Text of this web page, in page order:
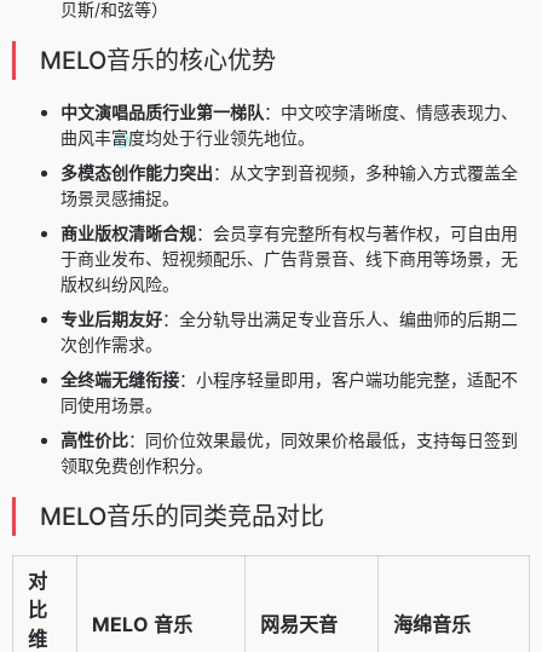
贝斯/和弦等）
MELO音乐的核心优势
中文演唱品质行业第一梯队：中文咬字清晰度、情感表现力、
曲风丰富度均处于行业领先地位。
多模态创作能力突出：从文字到音视频，多种输入方式覆盖全
场景灵感捕捉。
商业版权清晰合规：会员享有完整所有权与著作权，可自由用
于商业发布、短视频配乐、广告背景音、线下商用等场景，无
版权纠纷风险。
专业后期友好：全分轨导出满足专业音乐人、编曲师的后期二
次创作需求。
全终端无缝衔接：小程序轻量即用，客户端功能完整，适配不
同使用场景。
高性价比：同价位效果最优，同效果价格最低，支持每日签到
领取免费创作积分。
MELO音乐的同类竞品对比
对
比
维
MELO 音乐 网易天音 海绵音乐